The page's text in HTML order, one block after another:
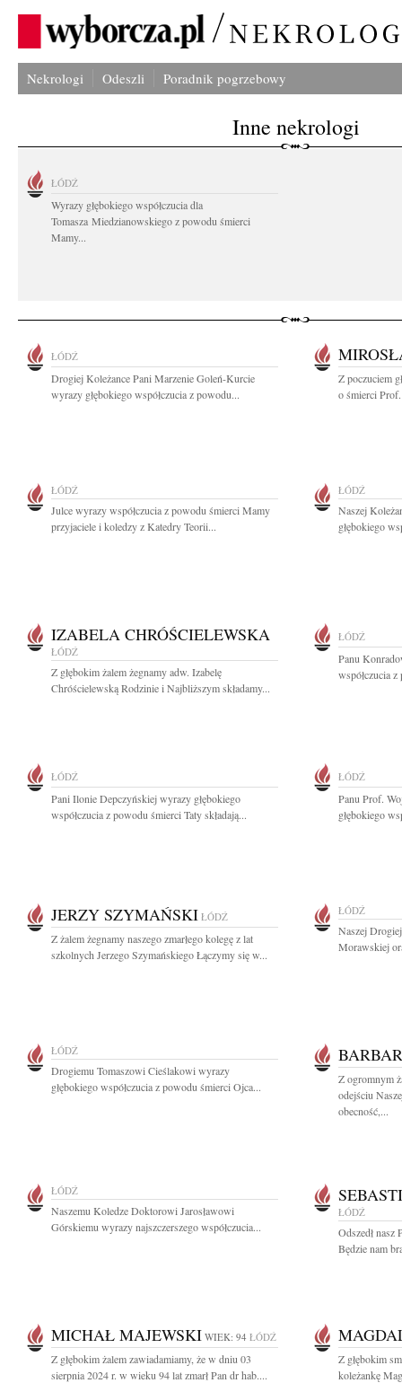
Nekrologi Odeszli Poradnik pogrzebowy
Inne nekrologi
ŁÓDŹ
Wyrazy głębokiego współczucia dla
Tomasza Miedzianowskiego z powodu śmierci
Mamy...
ŁÓDŹ
Drogiej Koleżance Pani Marzenie Goleń-Kurcie
wyrazy głębokiego współczucia z powodu...
Z poczuciem
o śmierci
ŁÓDŹ
Julce wyrazy współczucia z powodu śmierci Mamy
przyjaciele i koledzy z Katedry Teorii...
ŁÓDŹ
Naszej
głębokiego
IZABELA CHRÓŚCIELEWSKA
ŁÓDŹ
Z głębokim żalem żegnamy adw. Izabelę
Chróścielewską Rodzinie i Najbliższym składamy...
ŁÓDŹ
Panu
współczucia
ŁÓDŹ
Pani Ilonie Depczyńskiej wyrazy głębokiego
współczucia z powodu śmierci Taty składają...
ŁÓDŹ
Panu Prof.
głębokiego
JERZY SZYMAŃSKI ŁÓDŹ
Z żalem żegnamy naszego zmarłego kolegę z lat
szkolnych Jerzego Szymańskiego Łączymy się w...
ŁÓDŹ
Naszej
Morawskiej
ŁÓDŹ
Drogiemu Tomaszowi Cieślakowi wyrazy
głębokiego współczucia z powodu śmierci Ojca...
Z ogromnym
odejściu
obecność,...
ŁÓDŹ
Naszemu Koledze Doktorowi Jarosławowi
Górskiemu wyrazy najszczerszego współczucia...
ŁÓDŹ
Odszedł nasz
Będzie nam
MICHAŁ MAJEWSKI WIEK: 94 ŁÓDŹ
Z głębokim żalem zawiadamiamy, że w dniu 03
sierpnia 2024 r. w wieku 94 lat zmarł Pan dr hab....
Z głębokim
koleżankę